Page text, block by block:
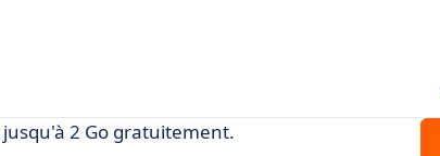
2 Go gratuitement.